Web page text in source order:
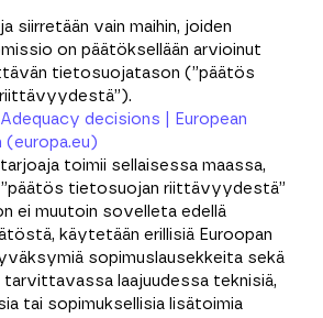
siirretään vain maihin, joiden
on päätöksellään arvioinut
tietosuojatason (”päätös
Adequacy decisions | European
(europa.eu)
toimii sellaisessa maassa,
”päätös tietosuojan riittävyydestä”
ei muutoin sovelleta edellä
käytetään erillisiä Euroopan
sopimuslausekkeita sekä
laajuudessa teknisiä,
tai sopimuksellisia lisätoimia